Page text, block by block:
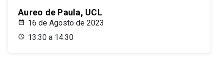
Aureo de Paula, UCL
16 de Agosto de 2023
13:30 a 14:30